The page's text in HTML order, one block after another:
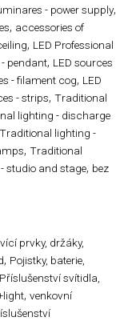
- power supply,
, accessories of
, LED Professional
pendant, LED sources
- filament cog, LED
- strips, Traditional
lighting - discharge
Traditional lighting -
, Traditional
studio and stage, bez
prvky, držáky,
, Pojistky, baterie,
Příslušenství svítidla,
, venkovní